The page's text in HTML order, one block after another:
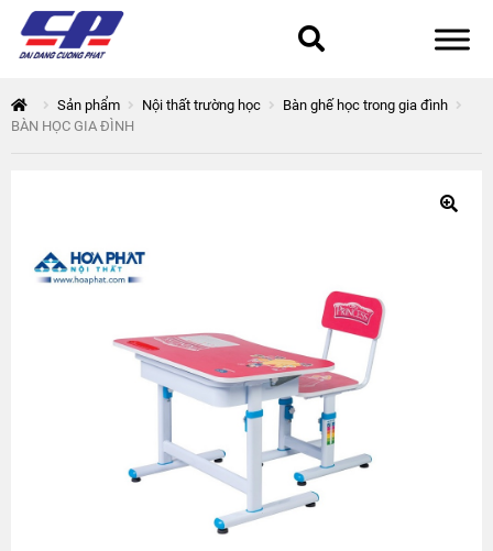
Chính sách bảo mật
Giỏ hàng
Giới thiệu
Hòa Phát
Sản phẩm Nội thất trường học
Bàn ghế học trong gia đình
BÀN HỌC GIA ĐÌNH